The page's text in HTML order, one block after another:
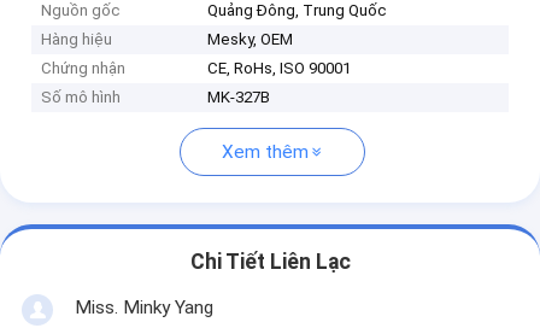
Nguồn gốc
Quảng Đông, Trung Quốc
Hàng hiệu
Mesky, OEM
Chứng nhận
CE, RoHs, ISO 90001
Số mô hình
MK-327B
Xem thêm
Chi Tiết Liên Lạc
Miss. Minky Yang